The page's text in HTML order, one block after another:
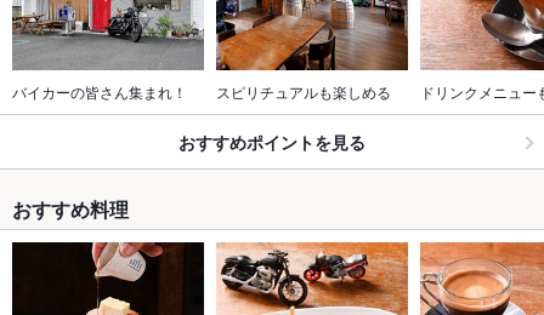
バイカーの皆さん集まれ！ スピリチュアルも楽しめる ドリンクメニュ
おすすめポイントを見る
おすすめ料理